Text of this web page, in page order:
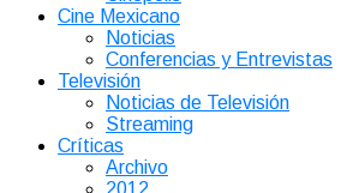
Cine Mexicano
Noticias
Conferencias y Entrevistas
Televisión
Noticias de Televisión
Streaming
Críticas
Archivo